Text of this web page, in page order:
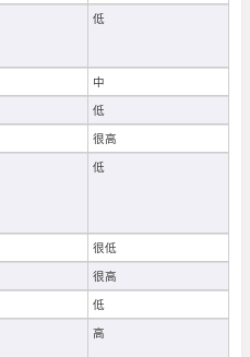
低
中
低
很高
低
很低
很高
低
高